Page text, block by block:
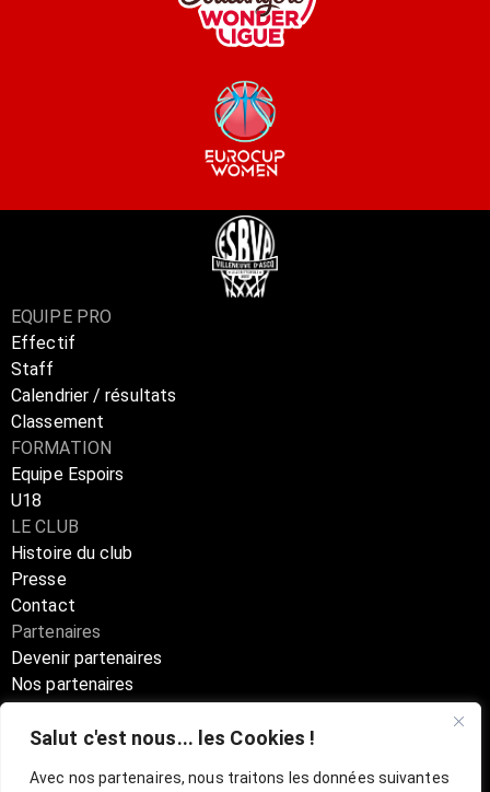
Salut c'est nous... les Cookies !
Avec nos partenaires, nous traitons les données suivantes
EQUIPE PRO
Effectif
Staff
Calendrier / résultats
Classement
FORMATION
Equipe Espoirs
U18
LE CLUB
Histoire du club
Presse
Contact
Partenaires
Devenir partenaires
Nos partenaires